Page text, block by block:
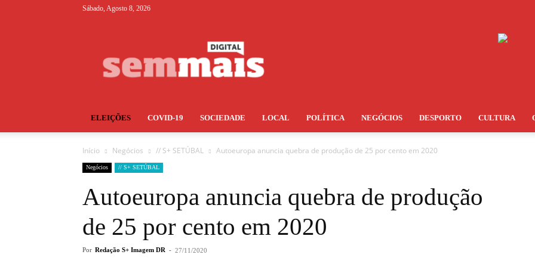
Sábado, Agosto 8, 2026
ELEIÇÕES COVID-19 SOCIEDADE LOCAL POLÍTICA NEGÓCIOS DESPORTO CULTURA
Início Negócios // S+ SETÚBAL Autoeuropa anuncia quebra de produção de 25 por cento em 2020
Negócios // S+ SETÚBAL
Autoeuropa anuncia quebra de produção
de 25 por cento em 2020
Por Redação S+ Imagem DR - 27/11/2020